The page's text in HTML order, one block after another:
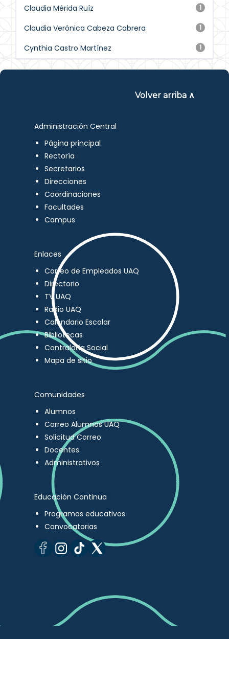
1
Claudia Mérida Ruíz
1
Claudia Verónica Cabeza Cabrera
1
Cynthia Castro Martínez
Volver arriba ∧
Administración Central
Página principal
Rectoría
Secretarios
Direcciones
Coordinaciones
Facultades
Campus
Enlaces
Correo de Empleados UAQ
Directorio
TV UAQ
Radio UAQ
Calendario Escolar
Bibliotecas
Contraloría Social
Mapa de sitio
Comunidades
Alumnos
Correo Alumnos UAQ
Solicitud Correo
Docentes
Administrativos
Educación Continua
Programas educativos
Convocatorias